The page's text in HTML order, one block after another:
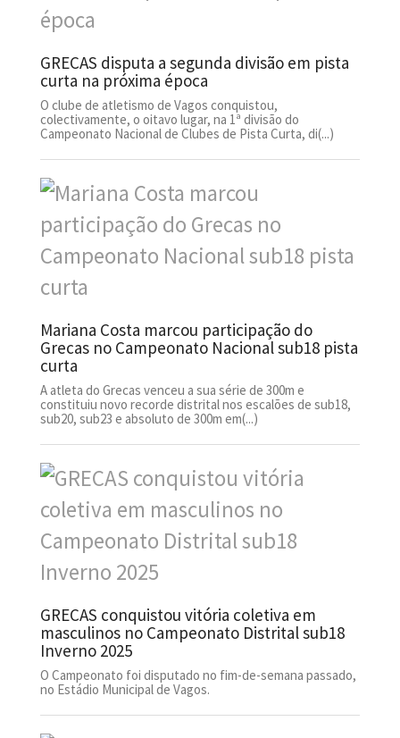
GRECAS disputa a segunda divisão em pista
curta na próxima época
O clube de atletismo de Vagos conquistou,
colectivamente, o oitavo lugar, na 1ª divisão do
Campeonato Nacional de Clubes de Pista Curta, di(...)
Mariana Costa marcou participação do
Grecas no Campeonato Nacional sub18 pista
curta
A atleta do Grecas venceu a sua série de 300m e
constituiu novo recorde distrital nos escalões de sub18,
sub20, sub23 e absoluto de 300m em(...)
GRECAS conquistou vitória coletiva em
masculinos no Campeonato Distrital sub18
Inverno 2025
O Campeonato foi disputado no fim-de-semana passado,
no Estádio Municipal de Vagos.